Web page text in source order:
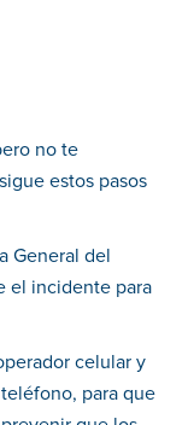
no te
estos pasos
General del
el incidente para
celular y
para que